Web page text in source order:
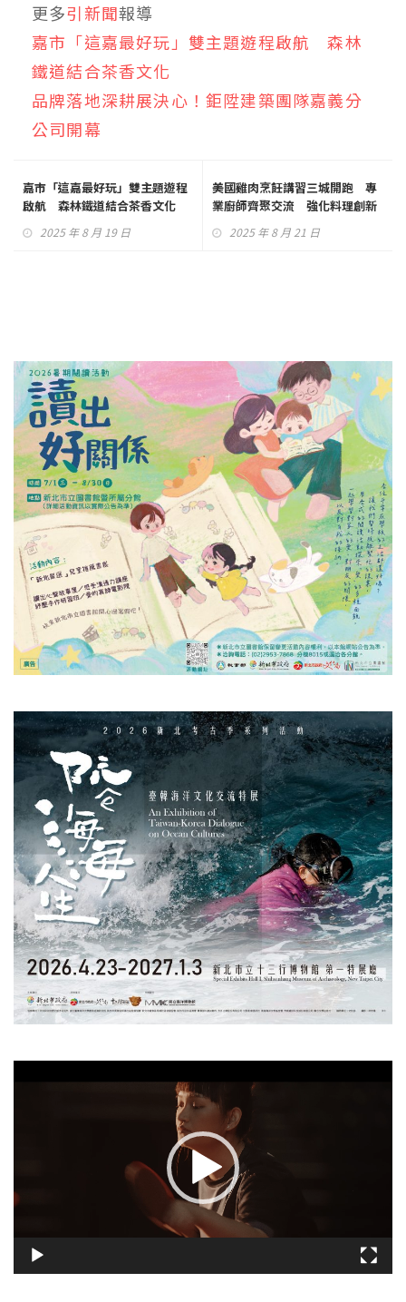
更多引新聞報導
嘉市「這嘉最好玩」雙主題遊程啟航 森林
鐵道結合茶香文化
品牌落地深耕展決心！鉅陞建築團隊嘉義分
公司開幕
嘉市「這嘉最好玩」雙主題遊程
啟航 森林鐵道結合茶香文化
2025 年 8 月 19 日
美國雞肉烹飪講習三城開跑 專
業廚師齊聚交流 強化料理創新
與食安知識
2025 年 8 月 21 日